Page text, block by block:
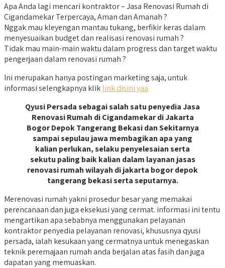
Apa Anda lagi mencari kontraktor – Jasa Renovasi Rumah di
Cigandamekar Terpercaya, Aman dan Amanah ?
Nggak mau kleyengan mantau tukang, berfikir keras dalam
menyesuaikan budget dan realisasi renovasi rumah ?
Tidak mau main-main waktu dalam progress dan target waktu
pengerjaan dalam renovasi rumah ?
Ini merupakan hanya postingan marketing saja, untuk
informasi selengkapnya kliklink disini yaa
Qyusi Persada sebagai salah satu penyedia Jasa
Renovasi Rumah di Cigandamekar di Jakarta
Bogor Depok Tangerang Bekasi dan Sekitarnya
sampai sepulau jawa membagikan apa yang
kalian perlukan, selaku penyelesaian serta
sekutu paling baik kalian dalam layanan jasas
renovasi rumah wilayah di jakarta bogor depok
tangerang bekasi serta seputarnya.
Merenovasi rumah yakni prosedur besar yang memakai
perencanaan dan juga eksekusi yang cermat. informasi ini tentu
mengartikan apa sebabnya menggunakan pelayanan
kontraktor penyedia pelayanan renovasi, khususnya qyusi
persada, ialah kesukaan yang cermatnya untuk menegaskan
teknik peremajaan rumah anda berjalan atas fasih dan juga
dapatan yang memuaskan.